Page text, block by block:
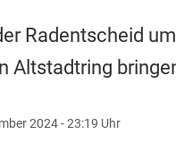
Radentscheid
Altstadtring
2024 - 23:19 Uhr